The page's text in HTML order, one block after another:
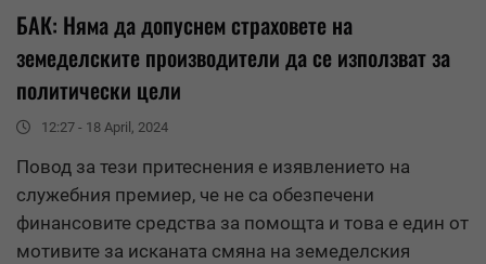
БАК: Няма да допуснем страховете на
земеделските производители да се използват за
политически цели
12:27 - 18 April, 2024
Повод за тези притеснения е изявлението на
служебния премиер, че не са обезпечени
финансовите средства за помощта и това е един от
мотивите за исканата смяна на земеделския